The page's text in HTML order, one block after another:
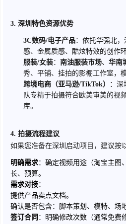
3. 深圳特色资源优势
3C数码/电子产品：依托华强北
感、金属质感、酷炫特效的创作环
服装/女装： 南油服装市场、 华南
秀、平铺、挂拍的影棚工作室，
跨境电商（亚马逊/TikTok）
：深
队专精于拍摄符合欧美审美的视
库。
4. 拍摄流程建议
如果您准备在深圳启动项目，建议按
明确需求：确定视频用途（淘宝主图
长、预算。
需求对接：
提供产品卖点文档。
确认是否包含：脚本策划、模特、场
签订合同 ：明确修改次数（通常免费